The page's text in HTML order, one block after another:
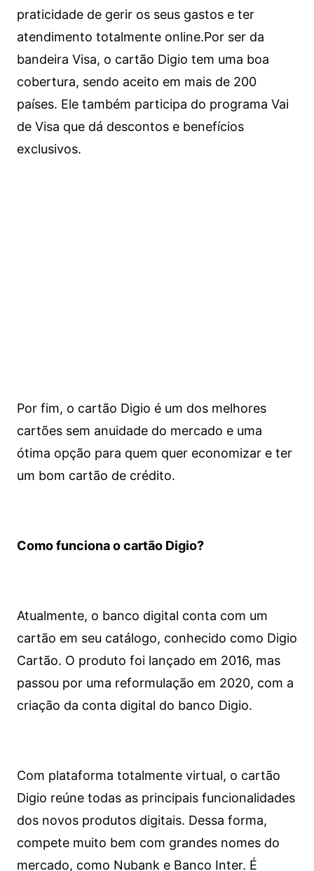
praticidade de gerir os seus gastos e ter
atendimento totalmente online.Por ser da
bandeira Visa, o cartão Digio tem uma boa
cobertura, sendo aceito em mais de 200
países. Ele também participa do programa Vai
de Visa que dá descontos e benefícios
exclusivos.
Por fim, o cartão Digio é um dos melhores
cartões sem anuidade do mercado e uma
ótima opção para quem quer economizar e ter
um bom cartão de crédito.
Como funciona o cartão Digio?
Atualmente, o banco digital conta com um
cartão em seu catálogo, conhecido como Digio
Cartão. O produto foi lançado em 2016, mas
passou por uma reformulação em 2020, com a
criação da conta digital do banco Digio.
Com plataforma totalmente virtual, o cartão
Digio reúne todas as principais funcionalidades
dos novos produtos digitais. Dessa forma,
compete muito bem com grandes nomes do
mercado, como Nubank e Banco Inter. É